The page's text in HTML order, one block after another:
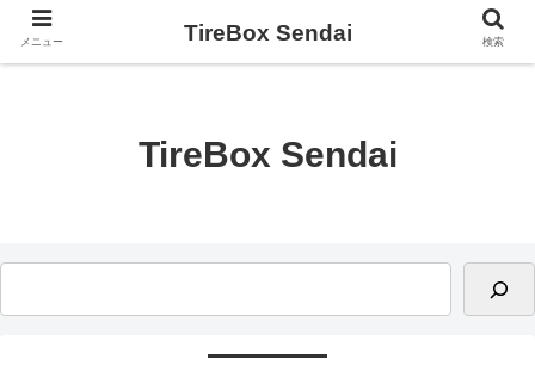
TireBox Sendai
メニュー TireBox Sendai 検索